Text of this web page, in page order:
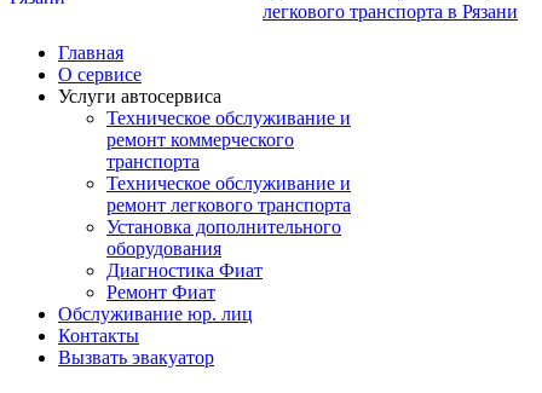
Главная
О сервисе
Услуги автосервиса
Техническое обcлуживание и
ремонт коммерческого
транспорта
Техническое обcлуживание и
ремонт легкового транспорта
Установка дополнительного
оборудования
Диагностика Фиат
Ремонт Фиат
Обслуживание юр. лиц
Контакты
Вызвать эвакуатор